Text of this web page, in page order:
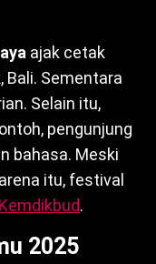
ajak cetak
Bali. Sementara
Selain itu,
pengunjung
bahasa. Meski
itu, festival
Kemdikbud.
2025